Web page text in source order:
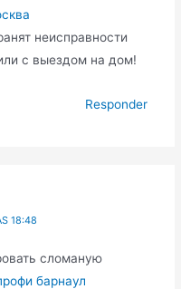
неисправности
с выездом на дом!
Responder
18:48
сломаную
барнаул